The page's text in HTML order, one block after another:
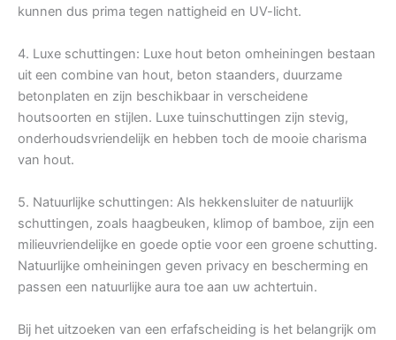
kunnen dus prima tegen nattigheid en UV-licht.
4. Luxe schuttingen: Luxe hout beton omheiningen bestaan
uit een combine van hout, beton staanders, duurzame
betonplaten en zijn beschikbaar in verscheidene
houtsoorten en stijlen. Luxe tuinschuttingen zijn stevig,
onderhoudsvriendelijk en hebben toch de mooie charisma
van hout.
5. Natuurlijke schuttingen: Als hekkensluiter de natuurlijk
schuttingen, zoals haagbeuken, klimop of bamboe, zijn een
milieuvriendelijke en goede optie voor een groene schutting.
Natuurlijke omheiningen geven privacy en bescherming en
passen een natuurlijke aura toe aan uw achtertuin.
Bij het uitzoeken van een erfafscheiding is het belangrijk om